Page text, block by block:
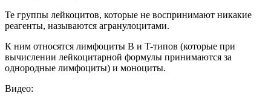
Те группы лейкоцитов, которые не воспринимают никакие
реагенты, называются агранулоцитами.
К ним относятся лимфоциты B и T-типов (которые при
вычислении лейкоцитарной формулы принимаются за
однородные лимфоциты) и моноциты.
Видео: